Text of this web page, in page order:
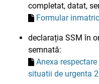
completat, datat,
Formular
declarația SSM în
semnată:
Anexa
situatii de urgenta